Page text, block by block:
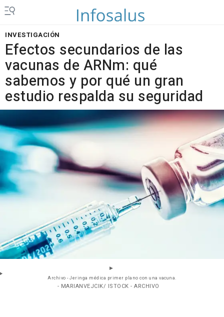
INVESTIGACIÓN
Efectos secundarios de las
vacunas de ARNm: qué
sabemos y por qué un gran
estudio respalda su seguridad
Archivo - Jeringa médica primer plano con una vacuna.
- MARIANVEJCIK/ ISTOCK - ARCHIVO